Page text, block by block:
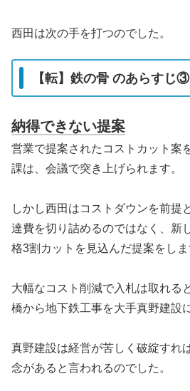
西田は次の手を打つのでした。
【転】鉄の骨 のあらすじ③
納得できない提案
営業で提案されたコストカット案
課は、会議で突き上げられます。
しかし西田はコストダウンを前提
達費を切り詰めるのではなく、新
格3割カットを見込んだ提案をしま
大幅なコスト削減で入札は取れる
橋から地下鉄工事を大手真野建設
真野建設は経営が苦しく破綻すれ
念があると言われるのでした。